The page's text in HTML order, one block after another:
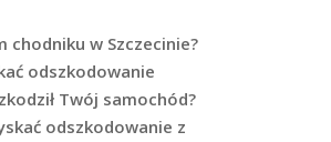
chodniku w Szczecinie?
odszkodowanie
Twój samochód?
odszkodowanie z